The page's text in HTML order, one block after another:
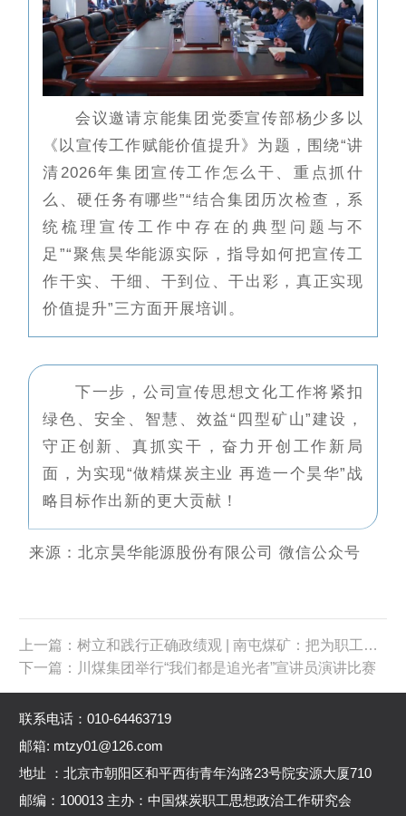
会议邀请京能集团党委宣传部杨少多以
《以宣传工作赋能价值提升》为题，围绕“讲
清2026年集团宣传工作怎么干、重点抓什
么、硬任务有哪些”“结合集团历次检查，系
统梳理宣传工作中存在的典型问题与不
足”“聚焦昊华能源实际，指导如何把宣传工
作干实、干细、干到位、干出彩，真正实现
价值提升”三方面开展培训。
下一步，公司宣传思想文化工作将紧扣
绿色、安全、智慧、效益“四型矿山”建设，
守正创新、真抓实干，奋力开创工作新局
面，为实现“做精煤炭主业 再造一个昊华”战
略目标作出新的更大贡献！
来源：北京昊华能源股份有限公司 微信公众号
上一篇：树立和践行正确政绩观 | 南屯煤矿：把为职工谋福祉 作为最重要的政绩
下一篇：川煤集团举行“我们都是追光者”宣讲员演讲比赛
联系电话：010-64463719
邮箱: mtzy01@126.com
地址 ：北京市朝阳区和平西街青年沟路23号院安源大厦710
邮编：100013 主办：中国煤炭职工思想政治工作研究会